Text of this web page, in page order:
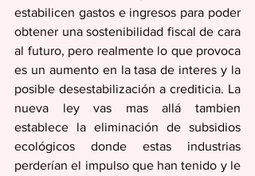
estabilicen gastos e ingresos para poder
obtener una sostenibilidad fiscal de cara
al futuro, pero realmente lo que provoca
es un aumento en la tasa de interes y la
posible desestabilización a crediticia. La
nueva ley vas mas allá tambien
establece la eliminación de subsidios
ecológicos donde estas industrias
perderían el impulso que han tenido y le